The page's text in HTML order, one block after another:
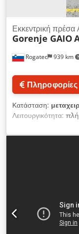
Rogatec 939 km
Εκκεντρική πρέσα
Gorenje GAIO
Πληροφορίες
Κατάσταση:
Λειτουργικότητα:
επεξεργασία